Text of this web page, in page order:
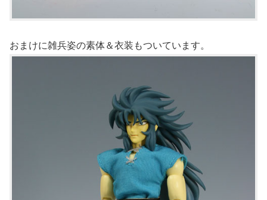
おまけに雑兵姿の素体＆衣装もついています。